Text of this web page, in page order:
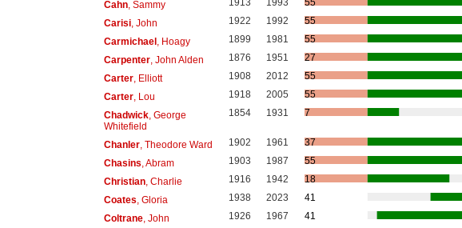
Cahn, Sammy 1913 1993
55
Carisi, John 1922 1992
55
Carmichael, Hoagy 1899 1981
55
Carpenter, John Alden 1876 1951
27
Carter, Elliott 1908 2012
55
Carter, Lou 1918 2005
55
Chadwick, George
Whitefield
1854 1931 7
Chanler, Theodore Ward 1902 1961
37
Chasins , Abram 1903 1987
55
Christian, Charlie 1916 1942
18
Coates , Gloria 1938 2023
41
Coltrane, John 1926 1967
41